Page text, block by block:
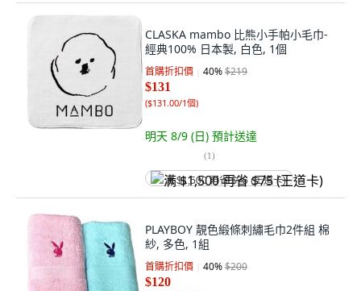
CLASKA mambo 比熊小手帕小毛巾-
經典100% 日本製, 白色, 1個
首購折扣價 40%$219
$131
($131.00/1個)
明天 8/9 (日) 預計送達
(1)
满 $1,500 再省 $75 (王道卡)
PLAYBOY 靚色緞條刺繡毛巾2件組 棉
紗, 多色, 1組
首購折扣價 40%$200
$120